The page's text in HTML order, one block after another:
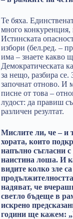
Те бяха.
много
Истинската
избори (бел.ред. –
има – знаете какво
Демократическата
за нещо, разбира
започнат отново. И
писне от това –
лудост: да правиш
различен резултат.
Мислите ли, че – и
хората, които
напълно съгласни
наистина лоша. И
видите колко зле
надяват, че
светло бъдеще в
искрено
години ще кажем: